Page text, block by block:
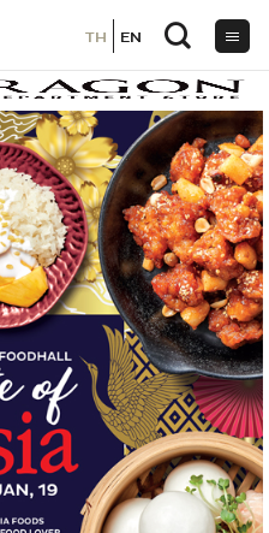
TH EN
TH EN